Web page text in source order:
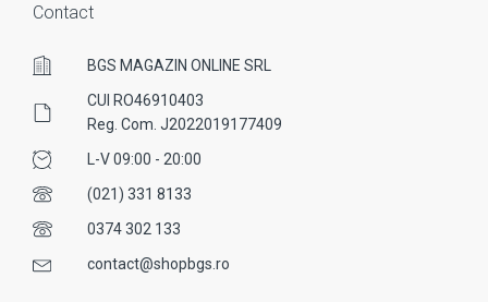
Contact
BGS MAGAZIN ONLINE SRL
CUI RO46910403
Reg. Com. J2022019177409
L-V 09:00 - 20:00
(021) 331 8133
0374 302 133
contact@shopbgs.ro